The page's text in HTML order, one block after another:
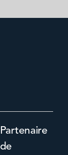
Partenaire
de